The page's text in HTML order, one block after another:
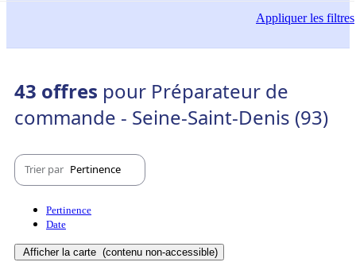
Appliquerles filtres
43 offres pour Préparateur de
commande - Seine-Saint-Denis (93)
Trier par Pertinence
Pertinence
Date
Afficher la carte (contenu non-accessible)